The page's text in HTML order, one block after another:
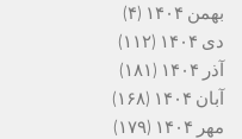
بهمن ۱۴۰۴
(۴)
دی ۱۴۰۴
(۱۱۲)
آذر ۱۴۰۴
(۱۸۱)
آبان ۱۴۰۴
(۱۶۸)
مهر ۱۴۰۴
(۱۷۹)